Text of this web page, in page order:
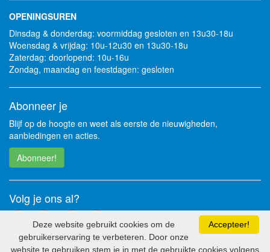
OPENINGSUREN
Dinsdag & donderdag: voormiddag gesloten en 13u30-18u
Woensdag & vrijdag: 10u-12u30 en 13u30-18u
Zaterdag: doorlopend: 10u-16u
Zondag, maandag en feestdagen: gesloten
Abonneer je
Blijf op de hoogte en weet als eerste de nieuwigheden,
aanbiedingen en acties.
Abonneer!
Volg je ons al?
Accepteer!
Deze website gebruikt cookies om de
gebruikerservaring te verbeteren. Door onze
website te gebruiken stem je in met de gebruikte cookies volgens